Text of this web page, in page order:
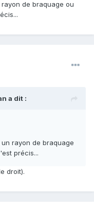
de braquage ou
a dit :
rayon de braquage
précis...
droit).